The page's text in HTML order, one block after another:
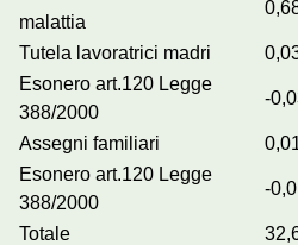
malattia
Tutela lavoratrici madri
Esonero art.120 Legge
388/2000
-
Assegni familiari
Esonero art.120 Legge
388/2000
-
Totale